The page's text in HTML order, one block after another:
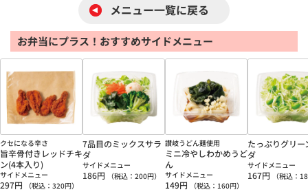
メニュー一覧に戻る
お弁当にプラス！おすすめサイドメニュー
クセになる辛さ
旨辛骨付きレッドチキ
ン(4本入り)
サイドメニュー
297円 （税込： 320円）
7品目のミックスサラ
ダ
サイドメニュー
186円 （税込： 200円）
讃岐うどん麺使用
ミニ冷やしわかめうど
ん
サイドメニュー
149円 （税込： 160円）
たっぷりグリー
ダ
サイドメニュー
167円 （税込：